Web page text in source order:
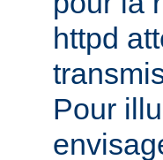
httpd
Pour